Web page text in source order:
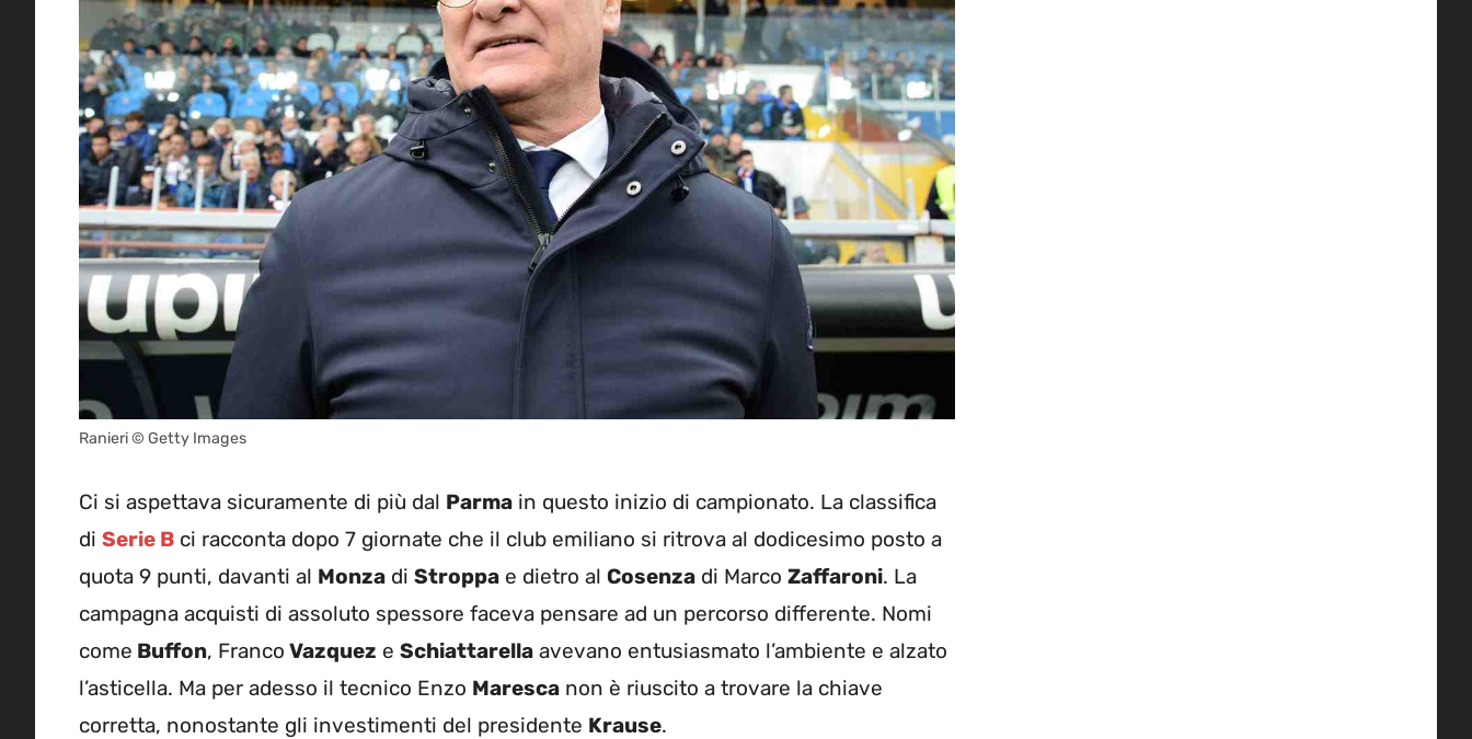
Ranieri © Getty Images
Ci si aspettava sicuramente di più dal Parma in questo inizio di campionato. La classifica
di Serie B ci racconta dopo 7 giornate che il club emiliano si ritrova al dodicesimo posto a
quota 9 punti, davanti al Monza di Stroppa e dietro al Cosenza di Marco Zaffaroni. La
campagna acquisti di assoluto spessore faceva pensare ad un percorso differente. Nomi
come Buffon, Franco Vazquez e Schiattarella avevano entusiasmato l’ambiente e alzato
l’asticella. Ma per adesso il tecnico Enzo Maresca non è riuscito a trovare la chiave
corretta, nonostante gli investimenti del presidente Krause.